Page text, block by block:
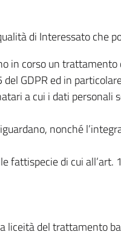
di Interessato che
corso un trattamento
GDPR ed in
a cui i dati personali
nonché
fattispecie di cui all’art.
del trattamento